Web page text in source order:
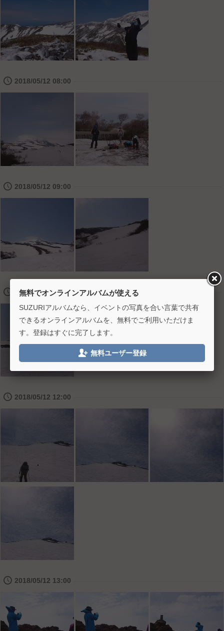
🕔 2018/05/12 08:00
🕔 2018/05/12 09:00
🕔 2018/05/12 10:00
🕔 2018/05/12 12:00
🕔 2018/05/12 13:00
無料でオンラインアルバムが使える
SUZURIアルバムなら、イベントの写真を合い言葉で共有
できるオンラインアルバムを、無料でご利用いただけま
す。登録はすぐに完了します。
 無料ユーザー登録